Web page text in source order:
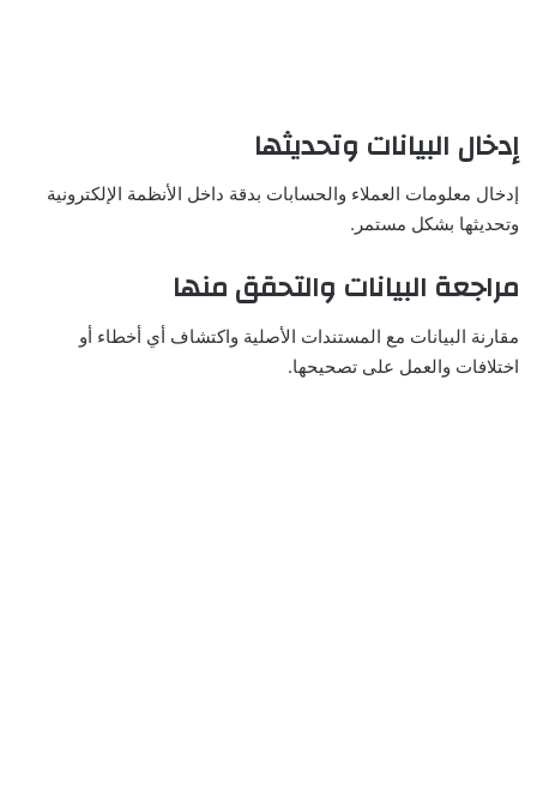
إدخال البيانات وتحديثها
إدخال معلومات العملاء والحسابات بدقة داخل الأنظمة الإلكترونية
وتحديثها بشكل مستمر.
مراجعة البيانات والتحقق منها
مقارنة البيانات مع المستندات الأصلية واكتشاف أي أخطاء أو
اختلافات والعمل على تصحيحها.